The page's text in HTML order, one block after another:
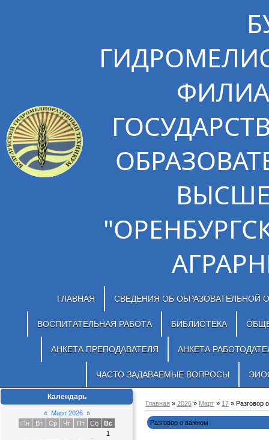
ГЛАВНАЯ СВЕДЕНИЯ ОБ ОБРАЗОВАТЕЛЬНОЙ
ВОСПИТАТЕЛЬНАЯ РАБОТА БИБЛИОТЕКА
АНКЕТА ПРЕПОДАВАТЕЛЯ АНКЕТА
ЧАСТО ЗАДАВАЕМЫЕ ВОПРОСЫ
Календарь
« Март 2026 »
Пн
Вт Ср Чт Пт Сб
Вс
1
Главная » 2026 » Март » 17 » Разговор
Разговор о важном